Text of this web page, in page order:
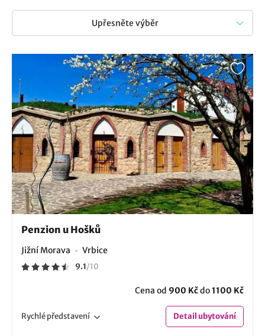
Upřesněte výběr
Penzion u Hošků
Jižní Morava Vrbice
9.1/10
Cena od 900 Kčdo1100 Kč
Rychlépředstavení Detailubytování